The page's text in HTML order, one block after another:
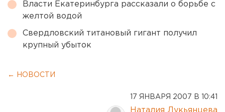
Власти Екатеринбурга рассказали о борьбе с
желтой водой
Свердловский титановый гигант получил
крупный убыток
← НОВОСТИ
17 ЯНВАРЯ 2007 В 10:41
Наталия Лукьянцева